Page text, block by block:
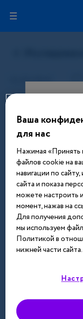
Этот
после
доступ ко
Введите
Ваша
для нас
Нажимая «Принять
файлов cookie на
навигации по
сайта и показа
можете настроить
момент, нажав на
Для получения
мы используем
Политикой в
нижней части сайта.